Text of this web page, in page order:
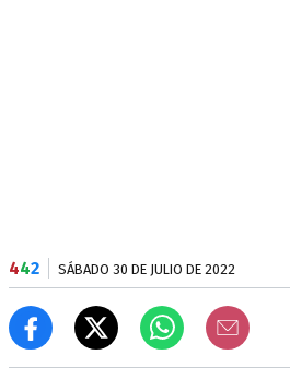
442 SÁBADO 30 DE JULIO DE 2022